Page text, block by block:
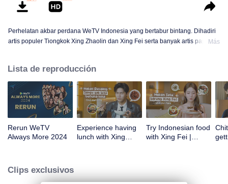
Perhelatan akbar perdana WeTV Indonesia yang bertabur bintang. Dihadiri
artis populer Tiongkok Xing Zhaolin dan Xing Fei serta banyak artis papan
banyak lagi. Plus penampilan spesial dari Rossa. Di acara ini WeTV
Indonesia juga mengumumkan WeTV Original series yang akan tayang
tahun mendatang.
Más
Lista de reproducción
Rerun WeTV
Always More 2024
Experience having
lunch with Xing
Try Indonesian food
with Xing Fei |
Clips exclusivos